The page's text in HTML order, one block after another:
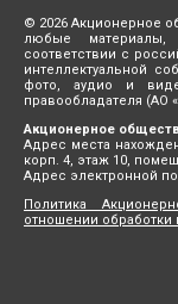
© 2026 Акционерное
любые
соответствии с
интеллектуальной
фото, аудио и
правообладателя (АО
Акционерное
Адрес места
корп. 4, этаж 10,
Адрес электронной
Политика
отношении